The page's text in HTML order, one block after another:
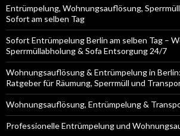
Entrümpelung, Wohnungsauflösung,
Sofort am selben Tag
Sofort Entrümpelung Berlin am selben Tag –
Sperrmüllabholung & Sofa Entsorgung 24/7
Wohnungsauflösung & Entrümpelung in
Ratgeber für Räumung, Sperrmüll und
Wohnungsauflösung, Entrümpelung &
Professionelle Entrümpelung und